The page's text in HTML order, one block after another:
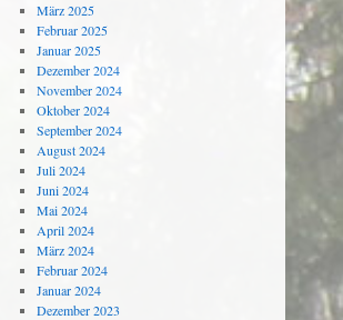
März 2025
Februar 2025
Januar 2025
Dezember 2024
November 2024
Oktober 2024
September 2024
August 2024
Juli 2024
Juni 2024
Mai 2024
April 2024
März 2024
Februar 2024
Januar 2024
Dezember 2023